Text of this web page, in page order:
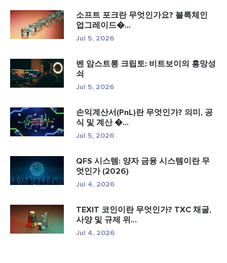
소프트 포크란 무엇인가요? 블록체인
업그레이드�...
Jul 5, 2026
벤 암스트롱 크립토: 비트보이의 흥망성
쇠
Jul 5, 2026
손익계산서(PnL)란 무엇인가? 의미, 공
식 및 계산 �...
Jul 5, 2026
QFS 시스템: 양자 금융 시스템이란 무
엇인가 (2026)
Jul 4, 2026
TEXIT 코인이란 무엇인가? TXC 채굴,
사양 및 규제 위...
Jul 4, 2026